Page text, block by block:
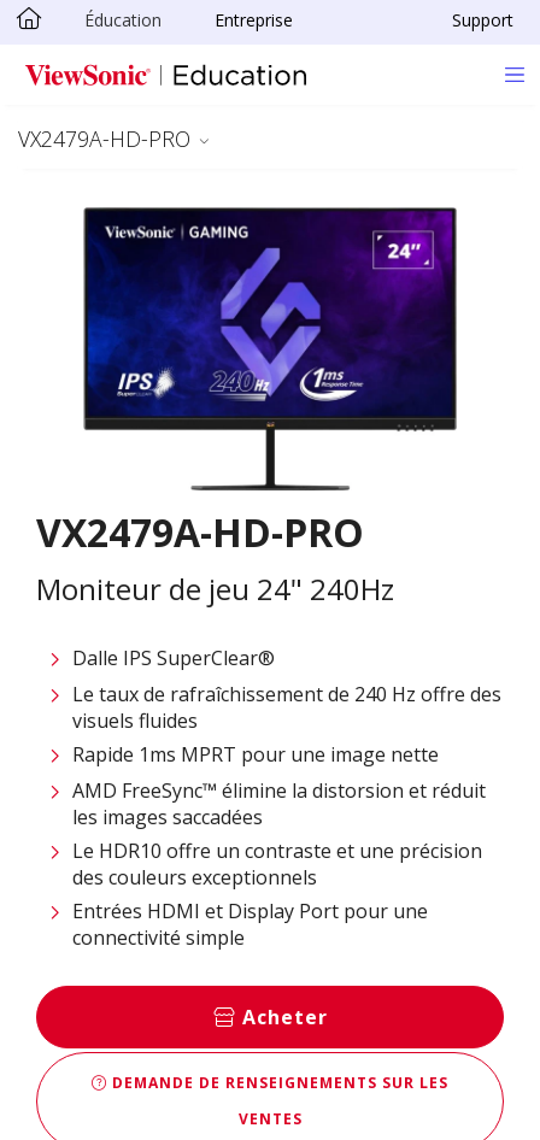
Passer au contenu principal
Éducation Entreprise Support
VX2479A-HD-PRO
VX2479A-HD-PRO
Moniteur de jeu 24" 240Hz
Dalle IPS SuperClear®
Le taux de rafraîchissement de 240 Hz offre des
visuels fluides
Rapide 1ms MPRT pour une image nette
AMD FreeSync™ élimine la distorsion et réduit
les images saccadées
Le HDR10 offre un contraste et une précision
des couleurs exceptionnels
Entrées HDMI et Display Port pour une
connectivité simple
Acheter
DEMANDE DE RENSEIGNEMENTS SUR LES
VENTES